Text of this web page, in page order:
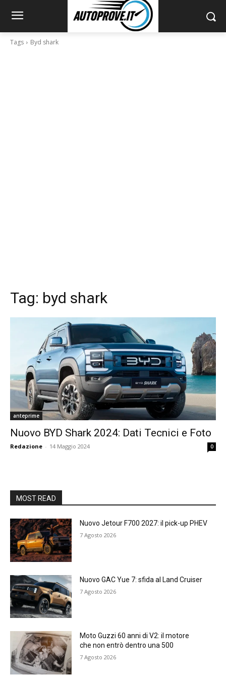
Tags Byd shark
Tag: byd shark
anteprime
Nuovo BYD Shark 2024: Dati Tecnici e Foto
Redazione - 14 Maggio 2024 0
MOST READ
Nuovo Jetour F700 2027: il pick-up PHEV
7 Agosto 2026
Nuovo GAC Yue 7: sfida al Land Cruiser
7 Agosto 2026
Moto Guzzi 60 anni di V2: il motore
che non entrò dentro una 500
7 Agosto 2026